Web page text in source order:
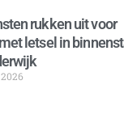
rukken uit voor
letsel in